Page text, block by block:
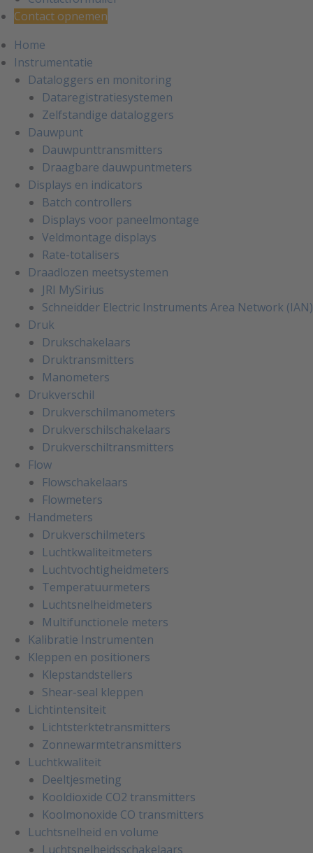
Contact opnemen
Home
Instrumentatie
Dataloggers en monitoring
Dataregistratiesystemen
Zelfstandige dataloggers
Dauwpunt
Dauwpunttransmitters
Draagbare dauwpuntmeters
Displays en indicators
Batch controllers
Displays voor paneelmontage
Veldmontage displays
Rate-totalisers
Draadlozen meetsystemen
JRI MySirius
Schneidder Electric Instruments Area Network (IAN)
Druk
Drukschakelaars
Druktransmitters
Manometers
Drukverschil
Drukverschilmanometers
Drukverschilschakelaars
Drukverschiltransmitters
Flow
Flowschakelaars
Flowmeters
Handmeters
Drukverschilmeters
Luchtkwaliteitmeters
Luchtvochtigheidmeters
Temperatuurmeters
Luchtsnelheidmeters
Multifunctionele meters
Kalibratie Instrumenten
Kleppen en positioners
Klepstandstellers
Shear-seal kleppen
Lichtintensiteit
Lichtsterktetransmitters
Zonnewarmtetransmitters
Luchtkwaliteit
Deeltjesmeting
Kooldioxide CO2 transmitters
Koolmonoxide CO transmitters
Luchtsnelheid en volume
Luchtsnelheidsschakelaars